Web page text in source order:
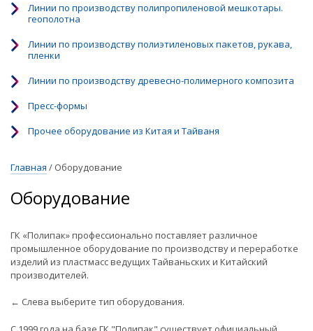
Линии по производству полипропиленовой мешкотары.
геополотна
Линии по производству полиэтиленовых пакетов, рукава,
пленки
Линии по производству древесно-полимерного композита
Пресс-формы
Прочее оборудование из Китая и Тайваня
Главная / Оборудование
Оборудование
ГК «Полипак» профессионально поставляет различное
промышленное оборудование по производству и переработке
изделий из пластмасс ведущих Тайваньских и Китайский
производителей.
← Слева выберите тип оборудования.